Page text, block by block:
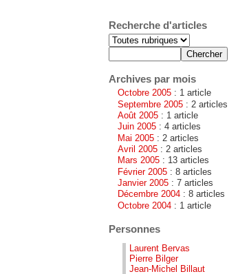
Recherche d'articles
Archives par mois
Octobre 2005 : 1 article
Septembre 2005 : 2 articles
Août 2005 : 1 article
Juin 2005 : 4 articles
Mai 2005 : 2 articles
Avril 2005 : 2 articles
Mars 2005 : 13 articles
Février 2005 : 8 articles
Janvier 2005 : 7 articles
Décembre 2004 : 8 articles
Octobre 2004 : 1 article
Personnes
Laurent Bervas
Pierre Bilger
Jean-Michel Billaut